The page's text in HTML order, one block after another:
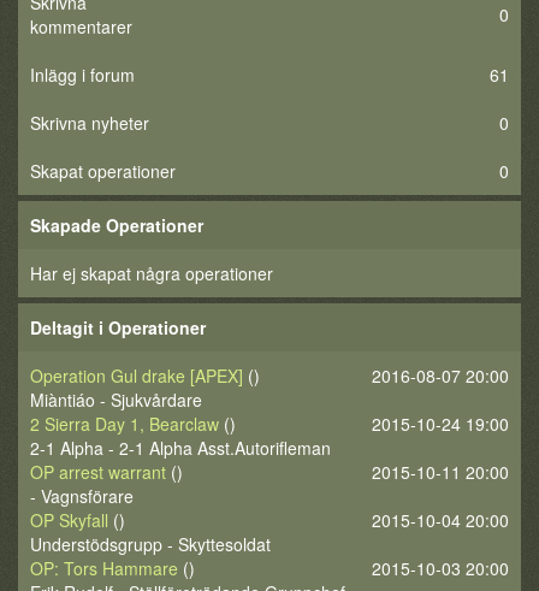
kommentarer
0
Inlägg i forum
61
Skrivna nyheter
0
Skapat operationer
0
Skapade Operationer
Har ej skapat några operationer
Deltagit i Operationer
2016-08-07 20:00
Operation Gul drake [APEX] ()
Miàntiáo - Sjukvårdare
2015-10-24 19:00
2 Sierra Day 1, Bearclaw ()
2-1 Alpha - 2-1 Alpha Asst.Autorifleman
2015-10-11 20:00
OP arrest warrant ()
- Vagnsförare
2015-10-04 20:00
OP Skyfall ()
Understödsgrupp - Skyttesoldat
2015-10-03 20:00
OP: Tors Hammare ()